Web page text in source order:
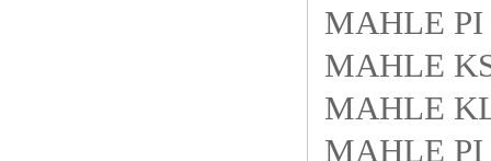
MAHLE PI
MAHLE
MAHLE
MAHLE PI